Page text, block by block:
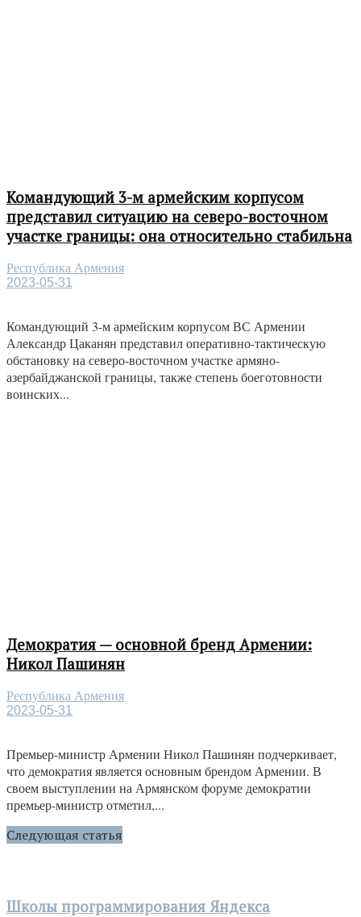
Командующий 3-м армейским корпусом
представил ситуацию на северо-восточном
участке границы: она относительно стабильна
Республика Армения
2023-05-31
Командующий 3-м армейским корпусом ВС Армении
Александр Цаканян представил оперативно-тактическую
обстановку на северо-восточном участке армяно-
азербайджанской границы, также степень боеготовности
воинских...
Демократия — основной бренд Армении:
Никол Пашинян
Республика Армения
2023-05-31
Премьер-министр Армении Никол Пашинян подчеркивает,
что демократия является основным брендом Армении. В
своем выступлении на Армянском форуме демократии
премьер-министр отметил,...
Следующая статья
Школы программирования Яндекса